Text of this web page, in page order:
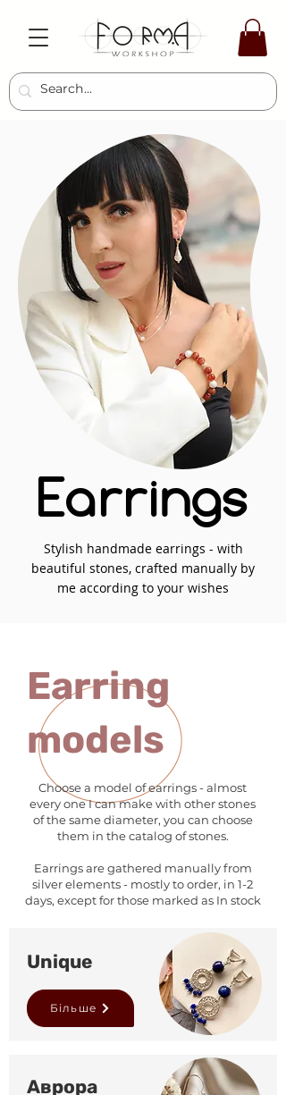
Earrings
Stylish handmade earrings - with
beautiful stones, crafted manually by
me according to your wishes
Earring
models
Choose a model of earrings - almost
every one I can make with other stones
of the same diameter, you can choose
them in the catalog of stones.
Earrings are gathered manually from
silver elements - mostly to order, in 1-2
days, except for those marked as In stock
Unique
Більше
Аврора